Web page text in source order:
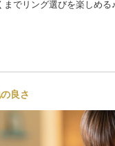
でリング選びを楽しめる
良さ